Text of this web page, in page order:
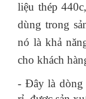
liệu thép
dùng trong
nó là khả
cho khách
- Đây là dòng